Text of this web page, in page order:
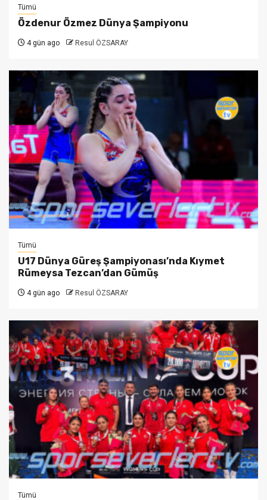
Tümü
Özdenur Özmez Dünya Şampiyonu
4 gün ago Resul ÖZSARAY
Tümü
U17 Dünya Güreş Şampiyonası’nda Kıymet
Rümeysa Tezcan’dan Gümüş
4 gün ago Resul ÖZSARAY
Tümü